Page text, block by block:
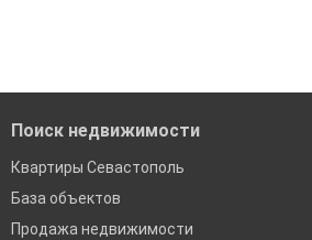
Поиск недвижимости
Квартиры Севастополь
База объектов
Продажа недвижимости